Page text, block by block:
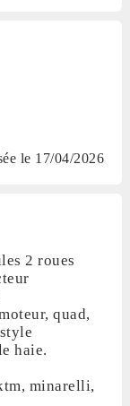
le 17/04/2026
2 roues
quad,
haie.
minarelli,